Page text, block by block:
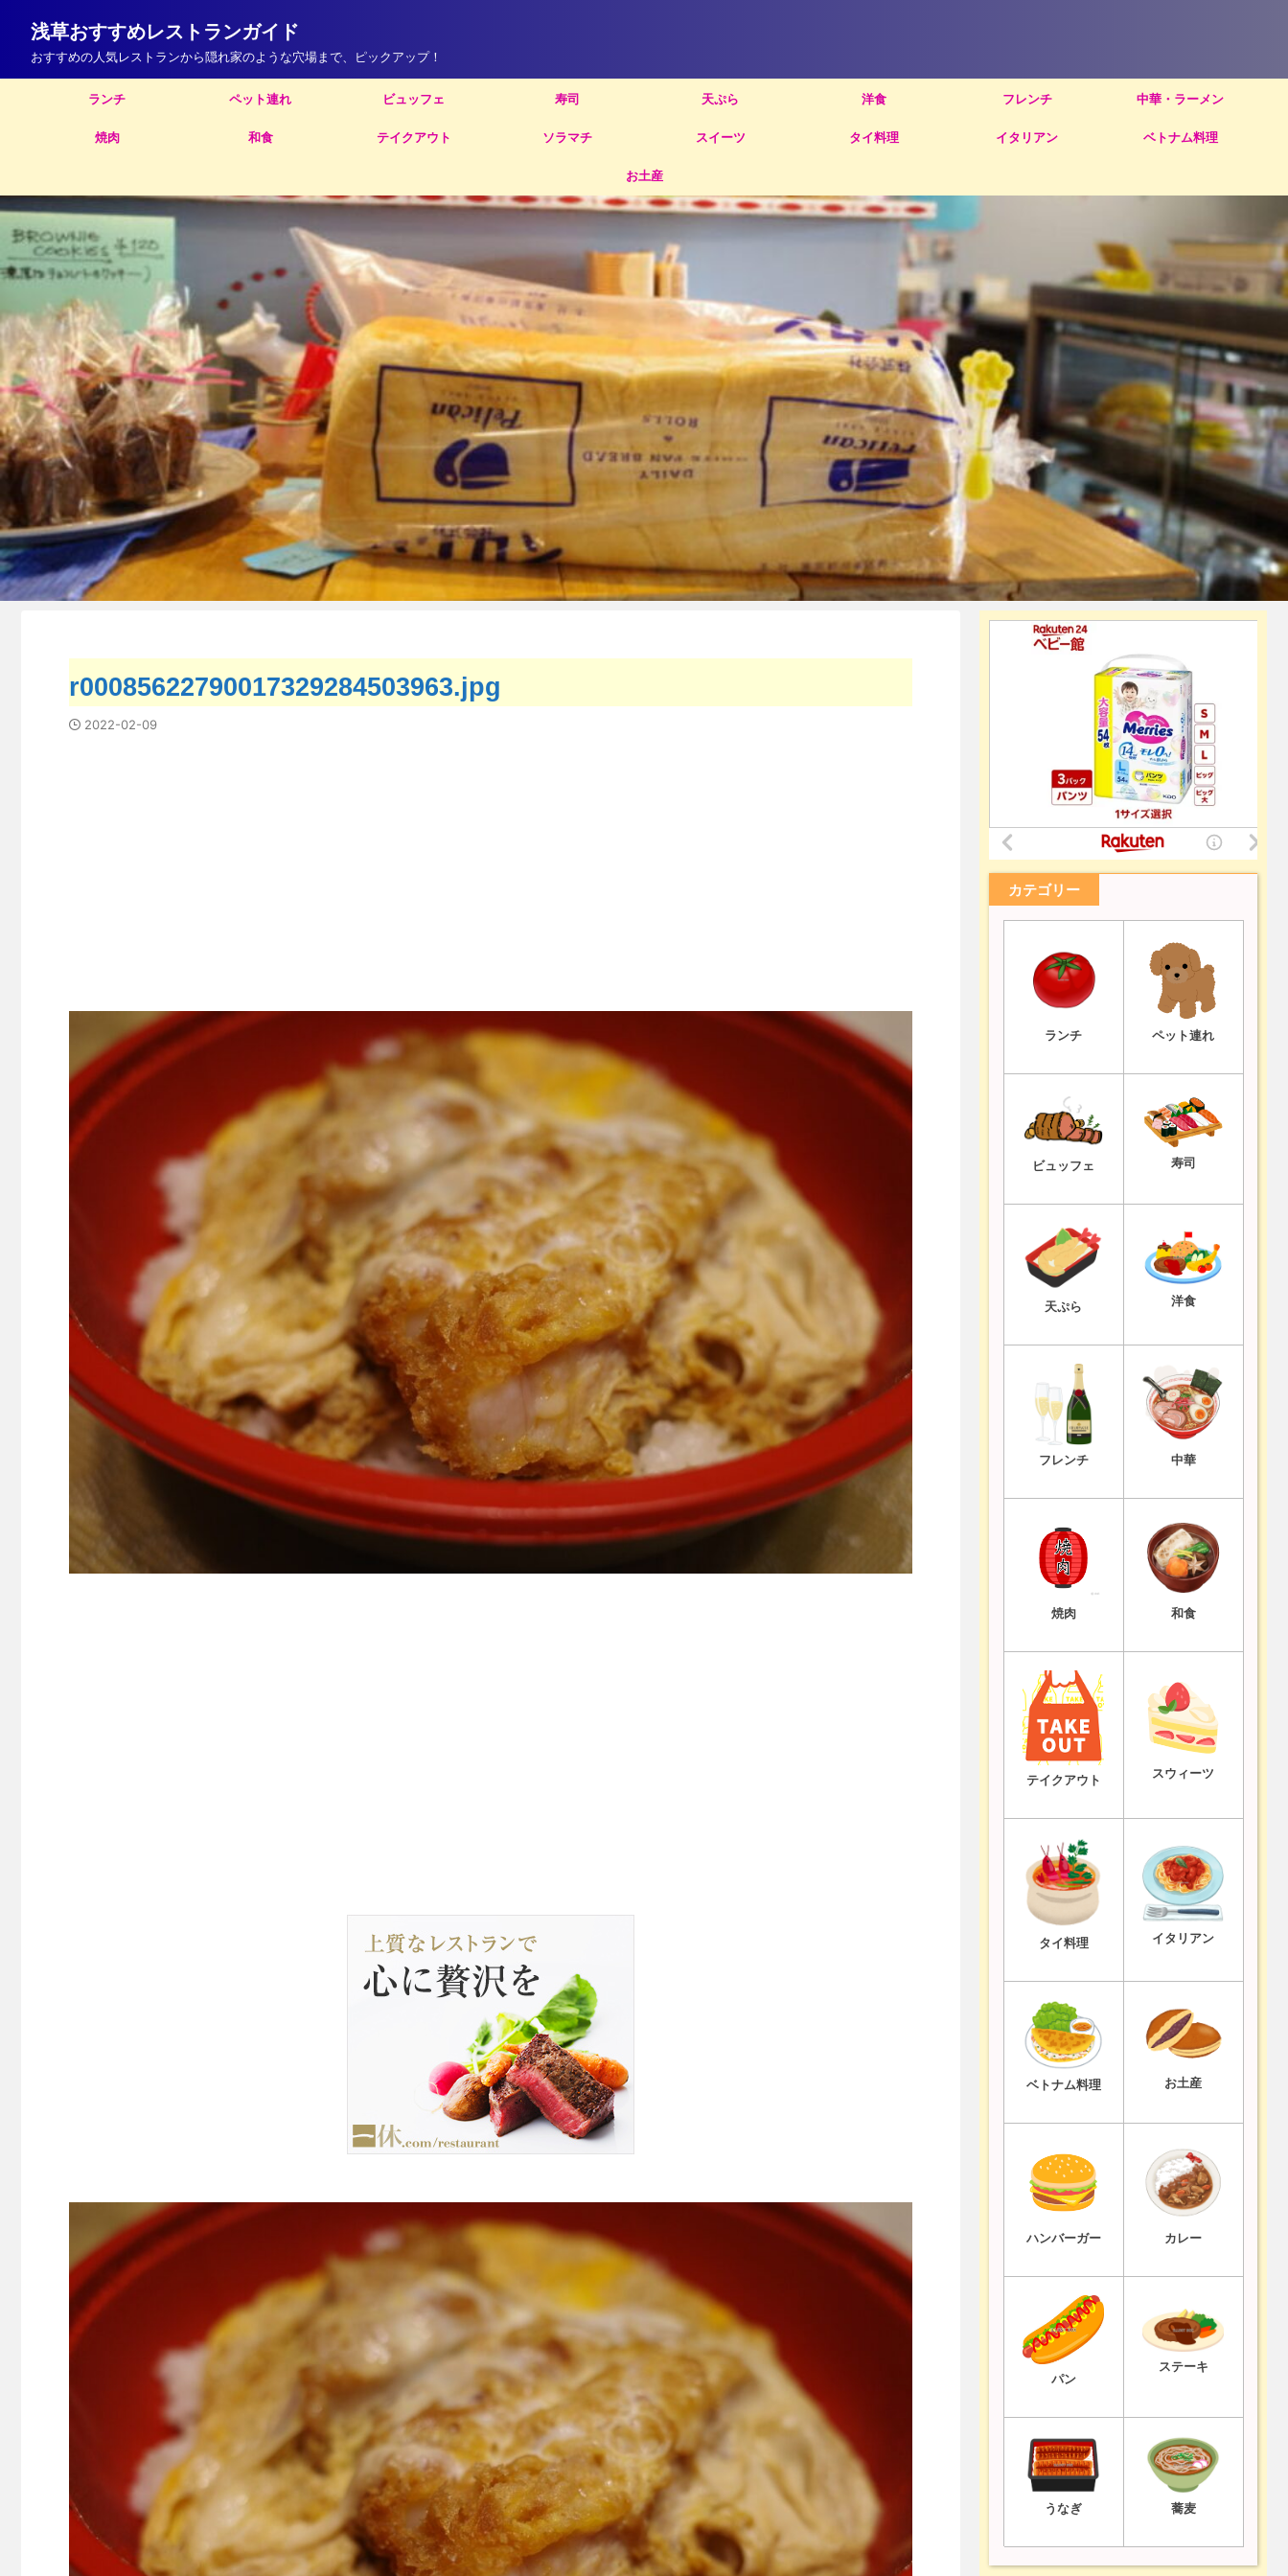
浅草おすすめレストランガイド
おすすめの人気レストランから隠れ家のような穴場まで、ピックアップ！
ランチ ペット連れ ビュッフェ 寿司 天ぷら 洋食 フレンチ 中華・ラーメン
焼肉 和食 テイクアウト ソラマチ スイーツ タイ料理 イタリアン ベトナム料理
お土産
r00085622790017329284503963.jpg
2022-02-09
カテゴリー
ランチ ペット連れ
ビュッフェ 寿司
天ぷら 洋食
フレンチ 中華
焼肉 和食
テイクアウト スウィーツ
タイ料理 イタリアン
ベトナム料理 お土産
ハンバーガー カレー
パン
ステーキ
うなぎ 蕎麦